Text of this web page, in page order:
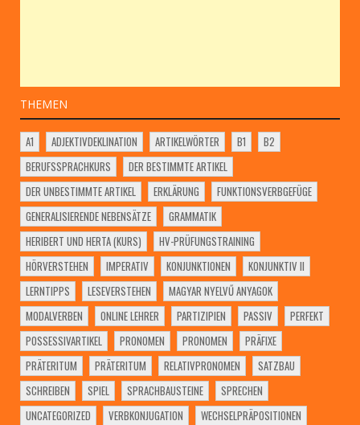
THEMEN
A1 ADJEKTIVDEKLINATION ARTIKELWÖRTER B1
B2
BERUFSSPRACHKURS
DER BESTIMMTE ARTIKEL
DER UNBESTIMMTE ARTIKEL
ERKLÄRUNG
FUNKTIONSVERBGEFÜGE
GENERALISIERENDE NEBENSÄTZE
GRAMMATIK
HERIBERT UND HERTA (KURS)
HV-PRÜFUNGSTRAINING
HÖRVERSTEHEN
IMPERATIV KONJUNKTIONEN
KONJUNKTIV II
LERNTIPPS
LESEVERSTEHEN
MAGYAR NYELVŰ ANYAGOK
MODALVERBEN
ONLINE LEHRER PARTIZIPIEN PASSIV
PERFEKT
POSSESSIVARTIKEL
PRONOMEN PRONOMEN
PRÄFIXE
PRÄTERITUM
PRÄTERITUM RELATIVPRONOMEN
SATZBAU
SCHREIBEN
SPIEL SPRACHBAUSTEINE
SPRECHEN
UNCATEGORIZED
VERBKONJUGATION
WECHSELPRÄPOSITIONEN